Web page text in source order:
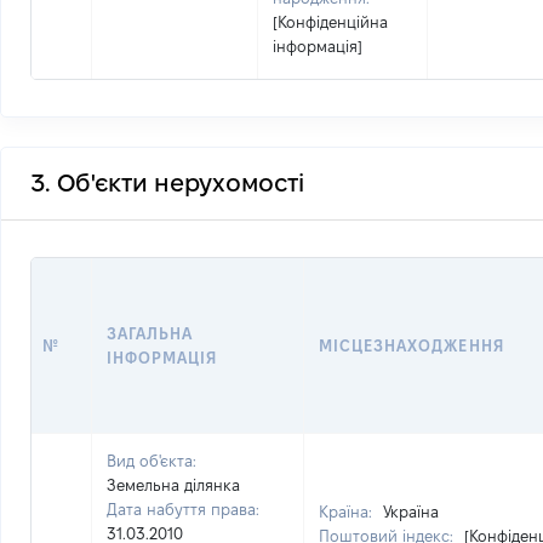
[Конфіденційна
інформація]
3. Об'єкти нерухомості
№
ЗАГАЛЬНА
ІНФОРМАЦІЯ
МІСЦЕЗНАХОДЖЕННЯ
Вид об'єкта:
Земельна ділянка
Дата набуття права:
31.03.2010
Країна:
Україна
Поштовий індекс: